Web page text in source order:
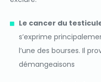
Le cancer du
s’exprime
l’une des bourses. Il
démangeaisons